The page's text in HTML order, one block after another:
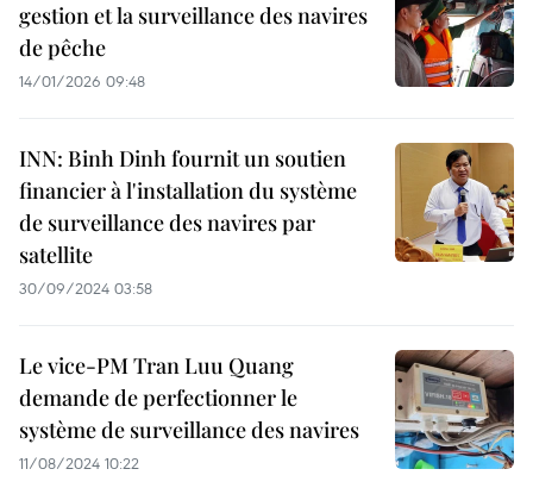
gestion et la surveillance des navires
de pêche
14/01/2026 09:48
INN: Binh Dinh fournit un soutien
financier à l'installation du système
de surveillance des navires par
satellite
30/09/2024 03:58
Le vice-PM Tran Luu Quang
demande de perfectionner le
système de surveillance des navires
11/08/2024 10:22